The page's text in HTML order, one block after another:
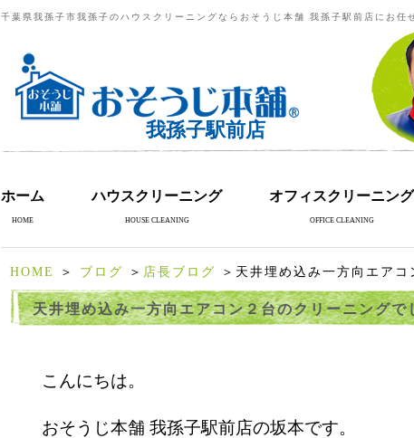
千葉県我孫子市我孫子のハウスクリーニングならおそうじ本舗 我孫子駅前店にお任
我孫子駅前店
ホーム
HOME
ハウスクリーニング
HOUSE CLEANING
オフィスクリーニング
OFFICE CLEANING
HOME ＞ ブログ ＞ 店長ブログ ＞天井埋め込み一方向エアコ
天井埋め込み一方向エアコン２台のクリーニングで
こんにちは。
おそうじ本舗 我孫子駅前店の坂本です。